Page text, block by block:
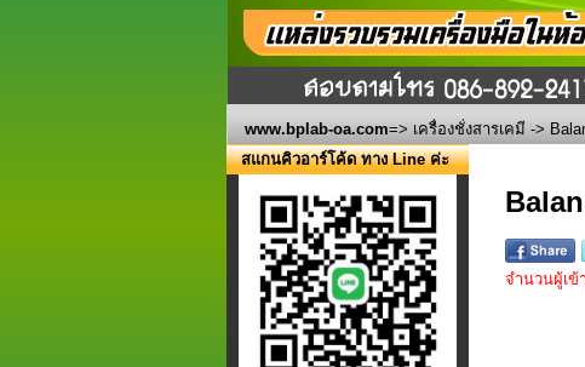
www.bplab-oa.com=> เครื่องชั่งสารเคมี ->
สแกนคิวอาร์โค้ด ทาง Line ค่ะ
จำนวนผู้เข้